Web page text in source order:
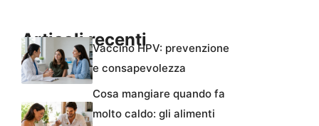
Articoli recentiVaccino HPV: prevenzione
e consapevolezza
Cosa mangiare quando fa
molto caldo: gli alimenti